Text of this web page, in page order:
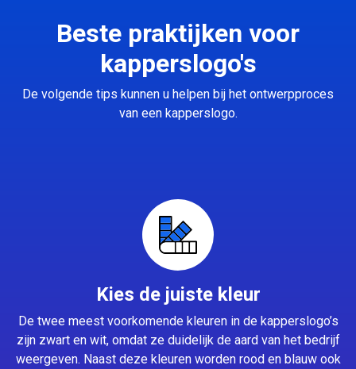
Beste praktijken voor
kapperslogo's
De volgende tips kunnen u helpen bij het ontwerpproces
van een kapperslogo.
Kies de juiste kleur
De twee meest voorkomende kleuren in de kapperslogo’s
zijn zwart en wit, omdat ze duidelijk de aard van het bedrijf
weergeven. Naast deze kleuren worden rood en blauw ook